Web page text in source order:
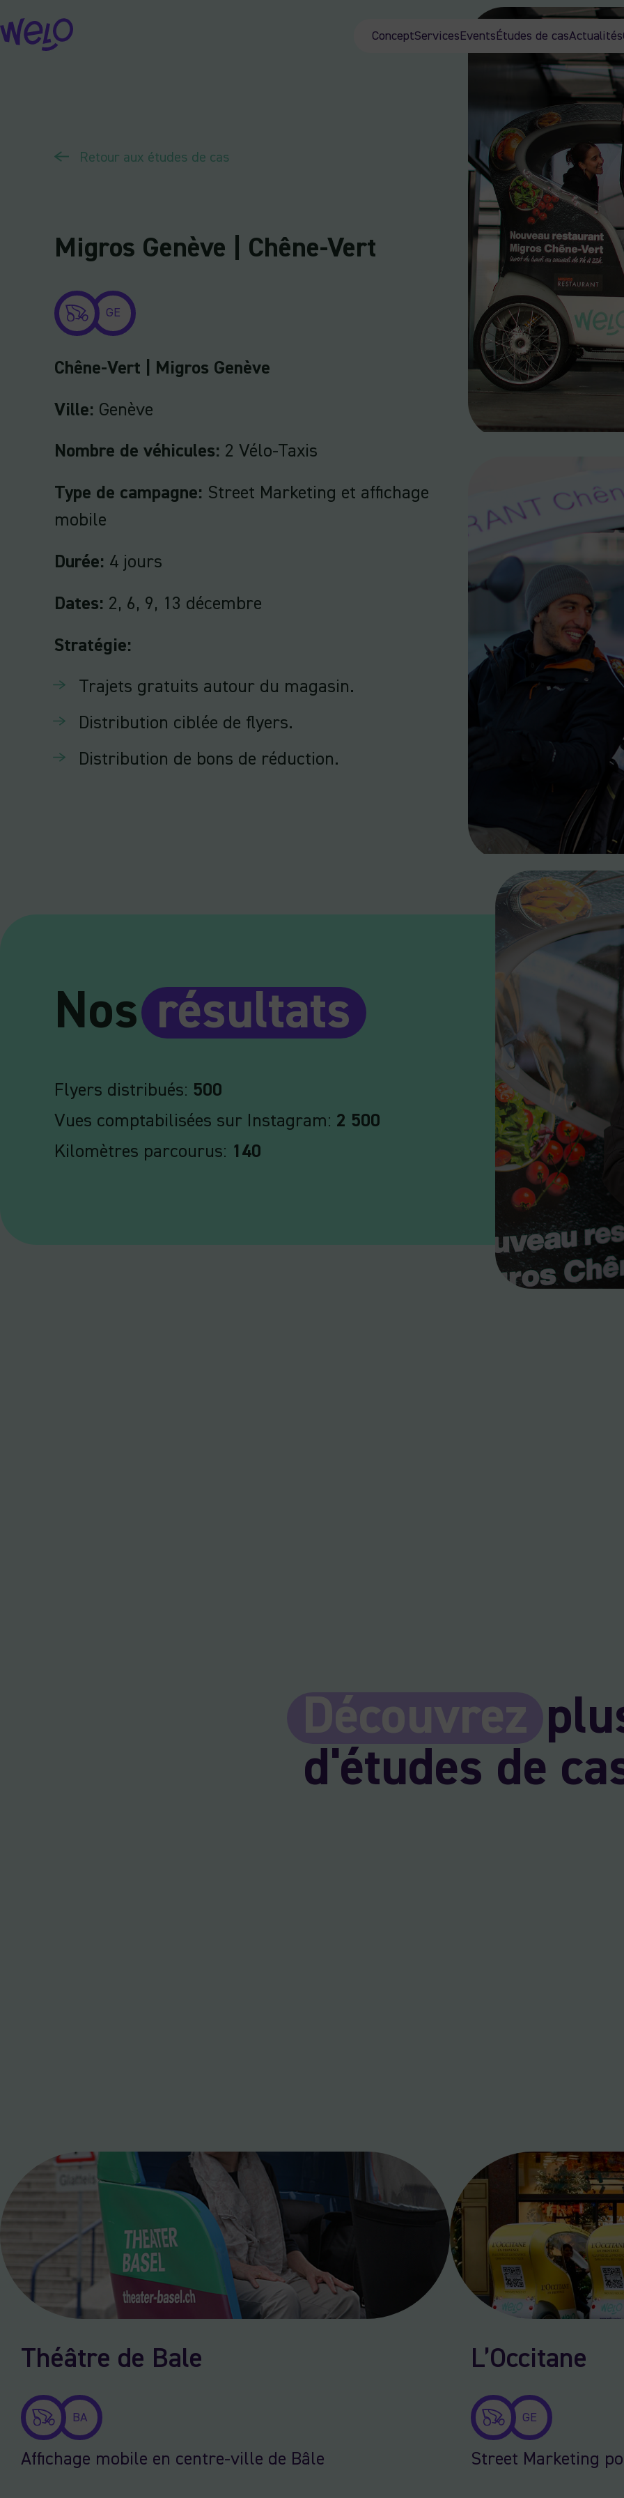
Skip
to
ConceptServices Events Études de casActualités
Retour aux études de cas
Migros Genève | Chêne-Vert
GE
Chêne-Vert | Migros Genève
Ville: Genève
Nombre de véhicules: 2 Vélo-Taxis
Type de campagne: Street Marketing et affichage
mobile
Durée: 4 jours
Dates: 2, 6, 9, 13 décembre
Stratégie:
Trajets gratuits autour du magasin.
Distribution ciblée de flyers.
Distribution de bons de réduction.
Nos résultats
Flyers distribués: 500
Vues comptabilisées sur Instagram: 2 500
Kilomètres parcourus: 140
Découvrez
d'études de
Théâtre de Bale
BA
Affichage mobile en centre-ville de Bâle
L’Occitane
GE
Street Marketing